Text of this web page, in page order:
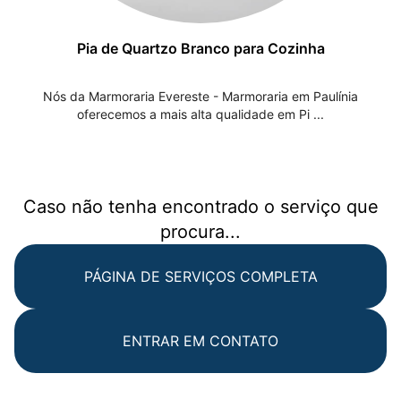
Pia de Quartzo Branco para Cozinha
Nós da Marmoraria Evereste - Marmoraria em Paulínia
oferecemos a mais alta qualidade em Pi ...
Caso não tenha encontrado o serviço que
procura...
PÁGINA DE SERVIÇOS COMPLETA
ENTRAR EM CONTATO